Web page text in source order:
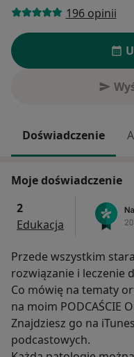
196 opinii
Doświadczenie
Moje doświadczenie
2
Edukacja
Przede wszystkim
rozwiązanie i leczenie
Co mówię na tematy
na moim PODCAŚCIE
Znajdziesz go na
podcastowych.